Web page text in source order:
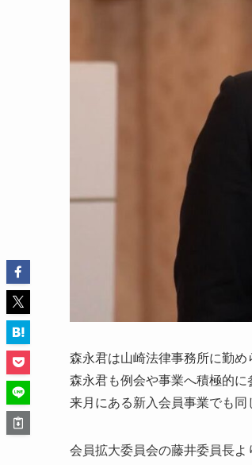
森永君は山崎法律事務所に勤め
森永君も例会や事業へ積極的に
来月にある新入会員事業でも同
会員拡大委員会の藤井委員長よ